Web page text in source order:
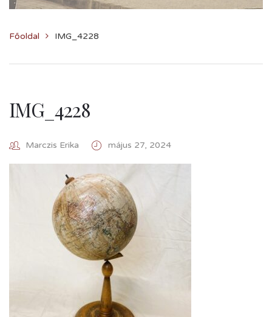
Főoldal IMG_4228
IMG_4228
Marczis Erika május 27, 2024